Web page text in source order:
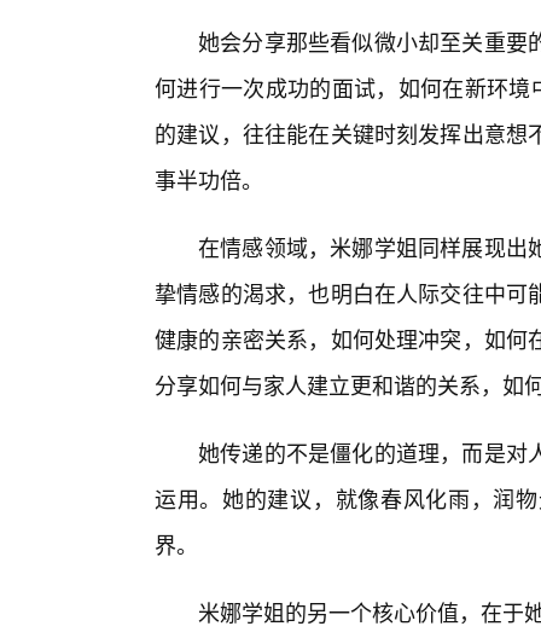
她会分享那些看似微小却至关重要
何进行一次成功的面试，如何在新环
的建议，往往能在关键时刻发挥出意
事半功倍。
在情感领域，米娜学姐同样展现出
挚情感的渴求，也明白在人际交往中
健康的亲密关系，如何处理冲突，如
分享如何与家人建立更和谐的关系，如
她传递的不是僵化的道理，而是对
运用。她的建议，就像春风化雨，润
界。
米娜学姐的另一个核心价值，在于